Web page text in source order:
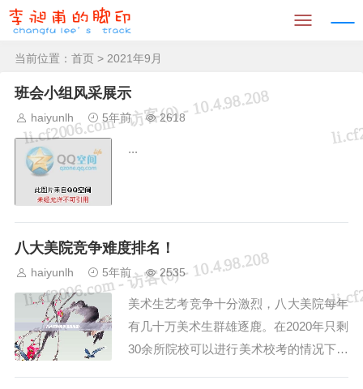
当前位置： 首页 > 2021年9月
班会小组风采展示
haiyunlh 5年前 2618
...
八大美院竞争难度排名！
haiyunlh 5年前 2535
美术生艺考竞争十分激烈，八大美院每年
有几十万美术生群雄逐鹿。在2020年只剩
30余所院校可以进行美术校考的情况下，